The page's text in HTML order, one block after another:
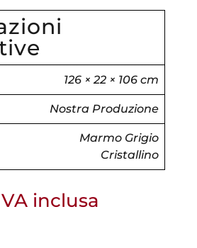
126 × 22 × 106 cm
Nostra Produzione
Marmo Grigio
Cristallino
inclusa